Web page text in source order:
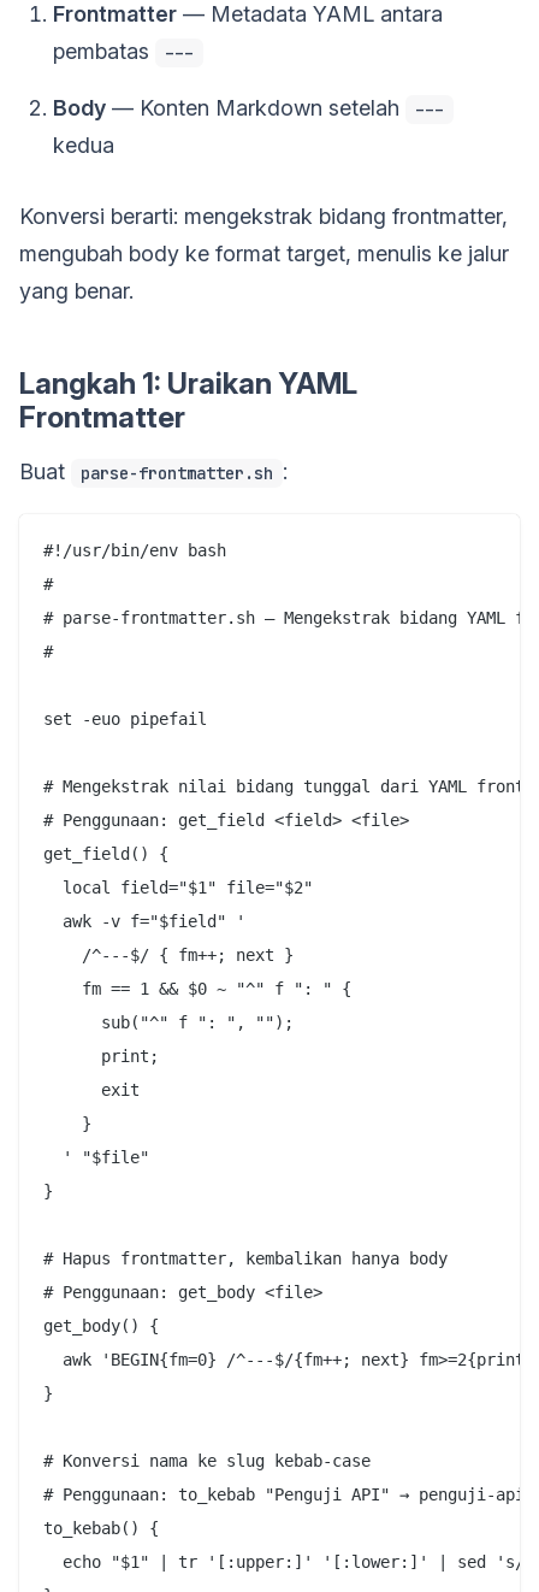
Frontmatter — Metadata YAML antara
pembatas
---
Body — Konten Markdown setelah ---
kedua
Konversi berarti: mengekstrak bidang frontmatter,
mengubah body ke format target, menulis ke jalur
yang benar.
Langkah 1: Uraikan YAML
Frontmatter
Buat parse-frontmatter.sh :
#!/usr/bin/env bash
#
# parse-frontmatter.sh — Mengekstrak bidang YAML
#
set -euo pipefail
# Mengekstrak nilai bidang tunggal dari YAML
# Penggunaan: get_field <field> <file>
get_field() {
  local field="$1" file="$2"
  awk -v f="$field" '
    /^---$/ { fm++; next }
    fm == 1 && $0 ~ "^" f ": " {
      sub("^" f ": ", "");
      print;
      exit
    }
  ' "$file"
}
# Hapus frontmatter, kembalikan hanya body
# Penggunaan: get_body <file>
get_body() {
awk 'BEGIN{fm=0} /^---$/{fm++; next}
}
# Konversi nama ke slug kebab-case
# Penggunaan: to_kebab "Penguji API" → penguji-api
to_kebab() {
echo "$1" | tr '[:upper:]' '[:lower:]' | sed 's/